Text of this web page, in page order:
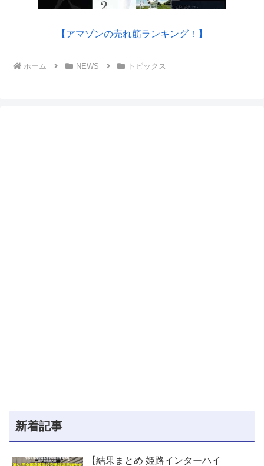
【アマゾンの売れ筋ランキング！】
ホーム NEWS トピックス
新着記事
【結果まとめ 姫路インターハイ